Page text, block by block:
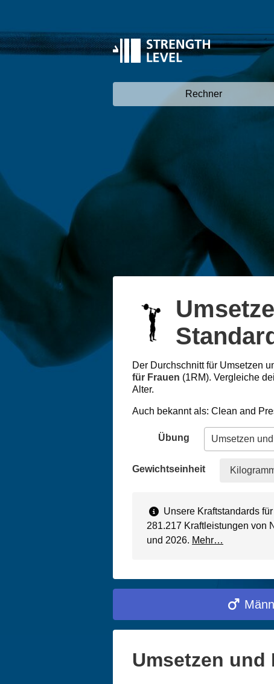
Rechner
Der Durchschnitt für Umsetzen
für Frauen (1RM). Vergleiche
Alter.
Auch bekannt als: Clean and
Übung
Gewichtseinheit
Unsere Kraftstandards
281.217 Kraftleistungen von
und 2026. Mehr…
Umsetzen und